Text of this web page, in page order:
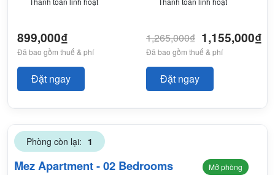
899,000₫
Đã bao gồm thuế & phí
Đặt ngay
1,265,000₫ 1,155,000₫
Đã bao gồm thuế & phí
Đặt ngay
Phòng còn lại: 1
Mez Apartment - 02 Bedrooms Mở phòng